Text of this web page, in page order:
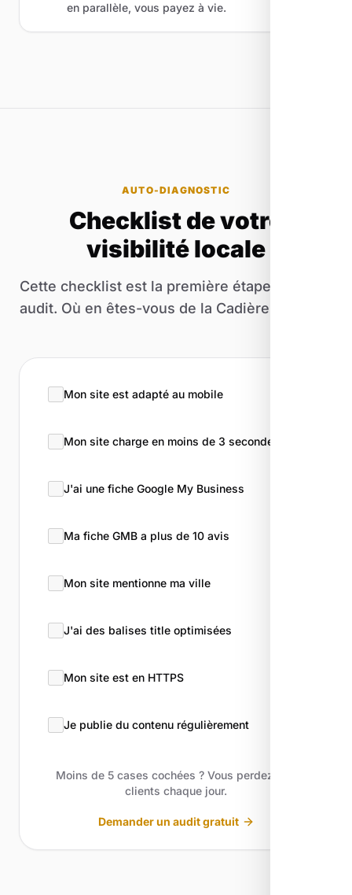
en parallèle, vous payez à vie.
AUTO-DIAGNOSTIC
Checklist de votre
visibilité locale
Cette checklist est la première étape de notre
audit. Où en êtes-vous de la Cadière-d'Azur ?
Mon site est adapté au mobile
Mon site charge en moins de 3 secondes
J'ai une fiche Google My Business
Ma fiche GMB a plus de 10 avis
Mon site mentionne ma ville
J'ai des balises title optimisées
Mon site est en HTTPS
Je publie du contenu régulièrement
Moins de 5 cases cochées ? Vous perdez des
clients chaque jour.
Demander un audit gratuit